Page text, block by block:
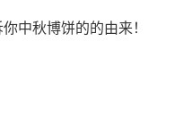
中秋博饼的的由来！